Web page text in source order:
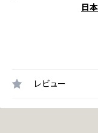
日
レビュー